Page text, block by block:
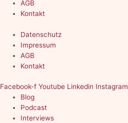
AGB
Kontakt
Datenschutz
Impressum
AGB
Kontakt
Facebook-f Youtube Linkedin Instagram
Blog
Podcast
Interviews